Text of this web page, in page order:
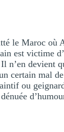
le Maroc où
est victime
n’en devient
certain mal
ou